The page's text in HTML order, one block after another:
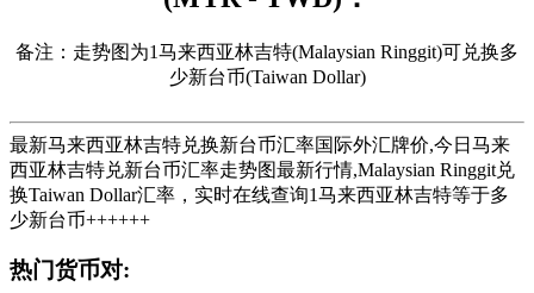
备注：走势图为1马来西亚林吉特(Malaysian Ringgit)可兑换多
少新台币(Taiwan Dollar)
最新马来西亚林吉特兑换新台币汇率国际外汇牌价,今日马来
西亚林吉特兑新台币汇率走势图最新行情,Malaysian Ringgit兑
换Taiwan Dollar汇率，实时在线查询1马来西亚林吉特等于多
少新台币++++++
热门货币对: